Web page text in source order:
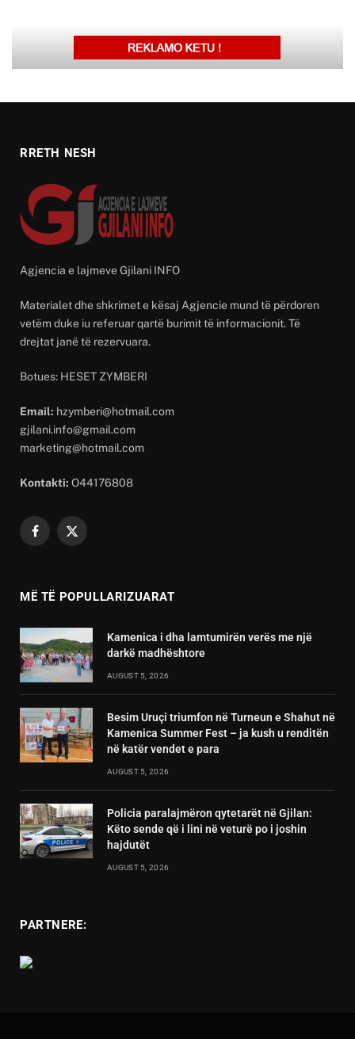
RRETH NESH
Agjencia e lajmeve Gjilani INFO
Materialet dhe shkrimet e kësaj Agjencie mund të përdoren
vetëm duke iu referuar qartë burimit të informacionit. Të
drejtat janë të rezervuara.
Botues: HESET ZYMBERI
Email: hzymberi@hotmail.com
gjilani.info@gmail.com
marketing@hotmail.com
Kontakti: O44176808
Facebook
X
MË TË POPULLARIZUARAT
Kamenica i dha lamtumirën verës me një
darkë madhështore
AUGUST 5, 2026
Besim Uruçi triumfon në Turneun e Shahut në
Kamenica Summer Fest – ja kush u renditën
në katër vendet e para
AUGUST 5, 2026
Policia paralajmëron qytetarët në Gjilan:
Këto sende që i lini në veturë po i joshin
hajdutët
AUGUST 5, 2026
PARTNERE: